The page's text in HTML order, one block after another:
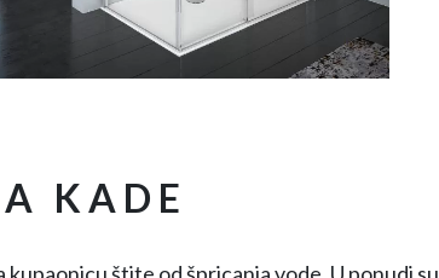
KADE
kupaonicu štite od špricanja vode. U ponudi su